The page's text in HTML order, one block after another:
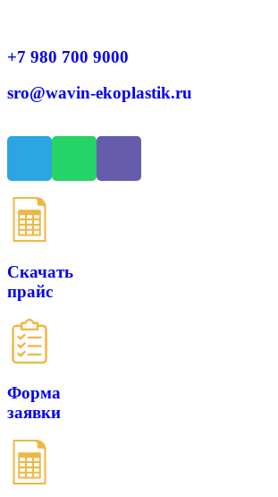
+7 980 700 9000
sro@wavin-ekoplastik.ru
Скачать
прайс
Форма
заявки